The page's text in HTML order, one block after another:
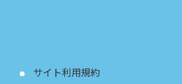
サイト利用規約